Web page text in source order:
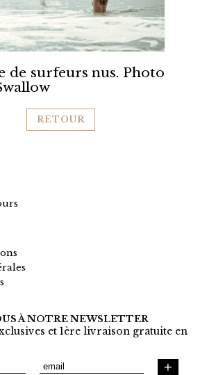
de surfeurs nus. Photo
RETOUR
À NOTRE NEWSLETTER
et 1ère livraison gratuite en